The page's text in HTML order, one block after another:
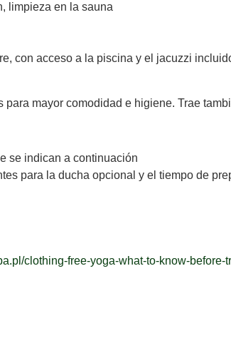
limpieza en la sauna
con acceso a la piscina y el jacuzzi
mayor comodidad e higiene. Trae
se indican a continuación
para la ducha opcional y el tiempo de
clothing-free-yoga-what-to-know-before-